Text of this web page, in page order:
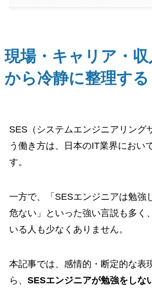
現場・キャリア・
から冷静に整理する
SES（システムエンジニアリング
う働き方は、日本のIT業界におい
す。
一方で、「SESエンジニアは勉強
危ない」といった強い言説も多く
いる人も少なくありません。
本記事では、感情的・断定的な表
ら、 SESエンジニアが勉強をしな